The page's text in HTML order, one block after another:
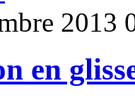
2013
en